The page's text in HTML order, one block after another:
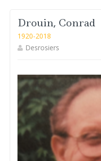
Drouin, Conrad
1920-2018
Desrosiers